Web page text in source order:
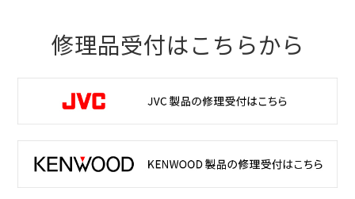
修理品受付はこちらから